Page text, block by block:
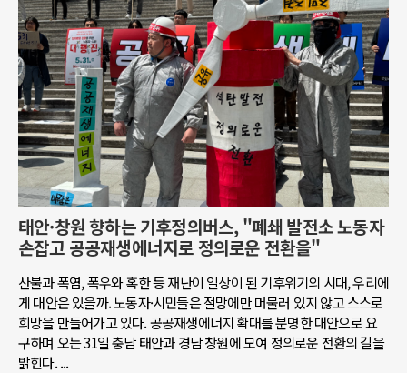
태안·창원 향하는 기후정의버스, "폐쇄 발전소 노동자
손잡고 공공재생에너지로 정의로운 전환을"
산불과 폭염, 폭우와 혹한 등 재난이 일상이 된 기후위기의 시대, 우리에
게 대안은 있을까. 노동자·시민들은 절망에만 머물러 있지 않고 스스로
희망을 만들어가고 있다. 공공재생에너지 확대를 분명한 대안으로 요
구하며 오는 31일 충남 태안과 경남 창원에 모여 정의로운 전환의 길을
밝힌다. ...